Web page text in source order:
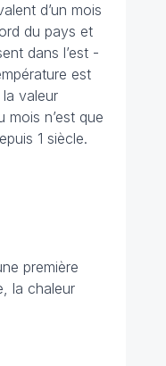
d’un mois
du pays et
dans l’est -
est
valeur
mois n’est que
1 siècle.
première
la chaleur